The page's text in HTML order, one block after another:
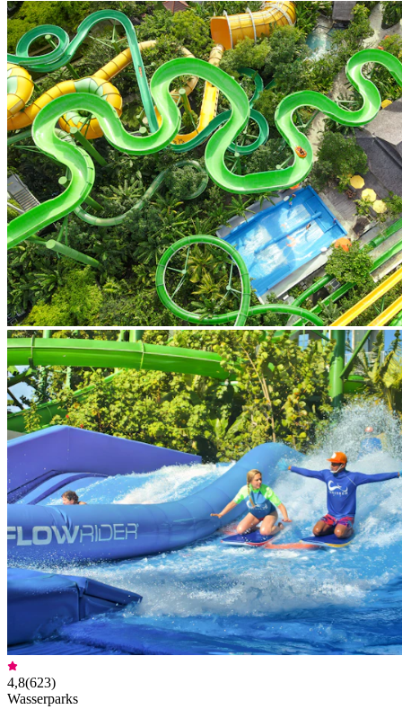
4,8(623)
Wasserparks